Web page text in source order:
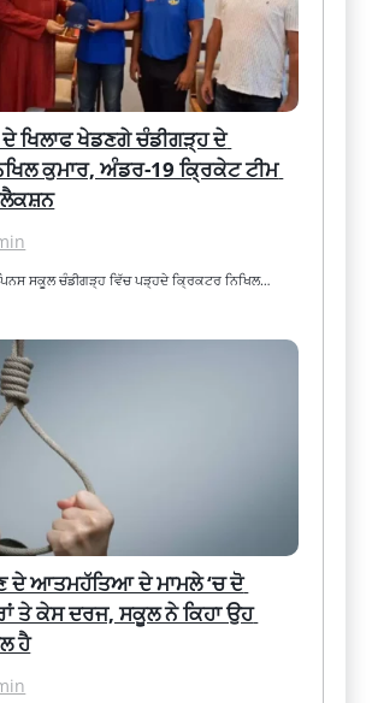
ਖਿਲਾਫ ਖੇਡਣਗੇ ਚੰਡੀਗੜ੍ਹ ਦੇ
ਕੁਮਾਰ, ਅੰਡਰ-19 ਕ੍ਰਿਕੇਟ ਟੀਮ
ਸਕੂਲ ਚੰਡੀਗੜ੍ਹ ਵਿੱਚ ਪੜ੍ਹਦੇ ਕ੍ਰਿਕਟਰ ਨਿਖਿਲ…
ਦੇ ਆਤਮਹੱਤਿਆ ਦੇ ਮਾਮਲੇ ‘ਚ ਦੋ
ਤੇ ਕੇਸ ਦਰਜ, ਸਕੂਲ ਨੇ ਕਿਹਾ ਉਹ
ਹੈ